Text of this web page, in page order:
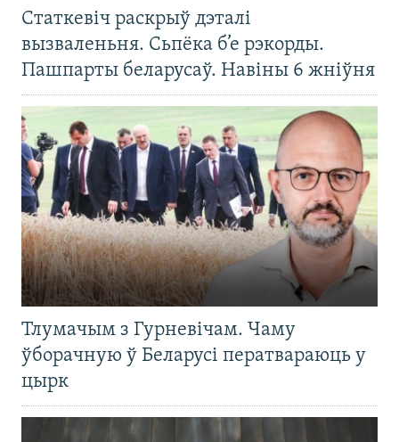
Статкевіч раскрыў дэталі
вызваленьня. Сьпёка б’е рэкорды.
Пашпарты беларусаў. Навіны 6 жніўня
Тлумачым з Гурневічам. Чаму
ўборачную ў Беларусі ператвараюць у
цырк